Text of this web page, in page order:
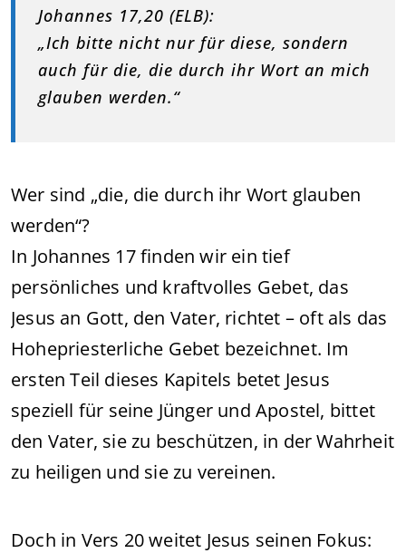
Johannes 17,20 (ELB):
„Ich bitte nicht nur für diese, sondern
auch für die, die durch ihr Wort an mich
glauben werden.“
Wer sind „die, die durch ihr Wort glauben
werden“?
In Johannes 17 finden wir ein tief
persönliches und kraftvolles Gebet, das
Jesus an Gott, den Vater, richtet – oft als das
Hohepriesterliche Gebet bezeichnet. Im
ersten Teil dieses Kapitels betet Jesus
speziell für seine Jünger und Apostel, bittet
den Vater, sie zu beschützen, in der Wahrheit
zu heiligen und sie zu vereinen.
Doch in Vers 20 weitet Jesus seinen Fokus: